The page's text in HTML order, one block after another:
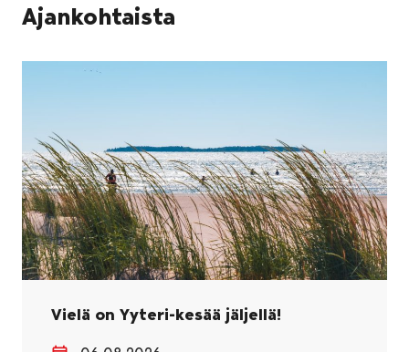
Ajankohtaista
Vielä on Yyteri-kesää jäljellä!